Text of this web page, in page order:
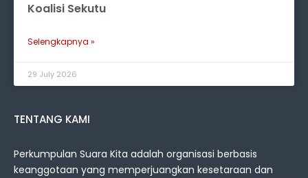
Koalisi Sekutu
Selengkapnya »
29 July 2026
TENTANG KAMI
Perkumpulan Suara Kita adalah organisasi berbasis
keanggotaan yang memperjuangkan kesetaraan dan